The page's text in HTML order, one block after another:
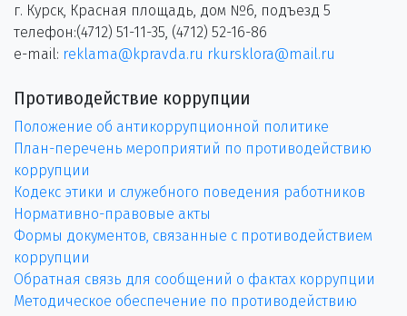
г. Курск, Красная площадь, дом №6, подъезд 5
телефон:(4712) 51-11-35, (4712) 52-16-86
e-mail: reklama@kpravda.ru rkursklora@mail.ru
Противодействие коррупции
Положение об антикоррупционной политике
План-перечень мероприятий по противодействию
коррупции
Кодекс этики и служебного поведения работников
Нормативно-правовые акты
Формы документов, связанные с противодействием
коррупции
Обратная связь для сообщений о фактах коррупции
Методическое обеспечение по противодействию